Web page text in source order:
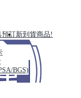
預訂新到貨商品!
BGS)